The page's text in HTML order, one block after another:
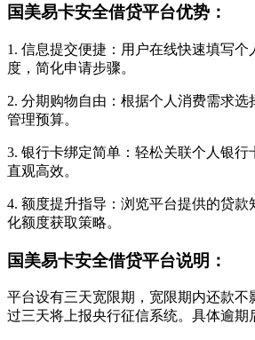
国美易卡安全借贷平台优势：
1. 信息提交便捷：用户在线快速填写
度，简化申请步骤。
2. 分期购物自由：根据个人消费需求
管理预算。
3. 银行卡绑定简单：轻松关联个人银
直观高效。
4. 额度提升指导：浏览平台提供的贷
化额度获取策略。
国美易卡安全借贷平台说明：
平台设有三天宽限期，宽限期内还款不
过三天将上报央行征信系统。具体逾期